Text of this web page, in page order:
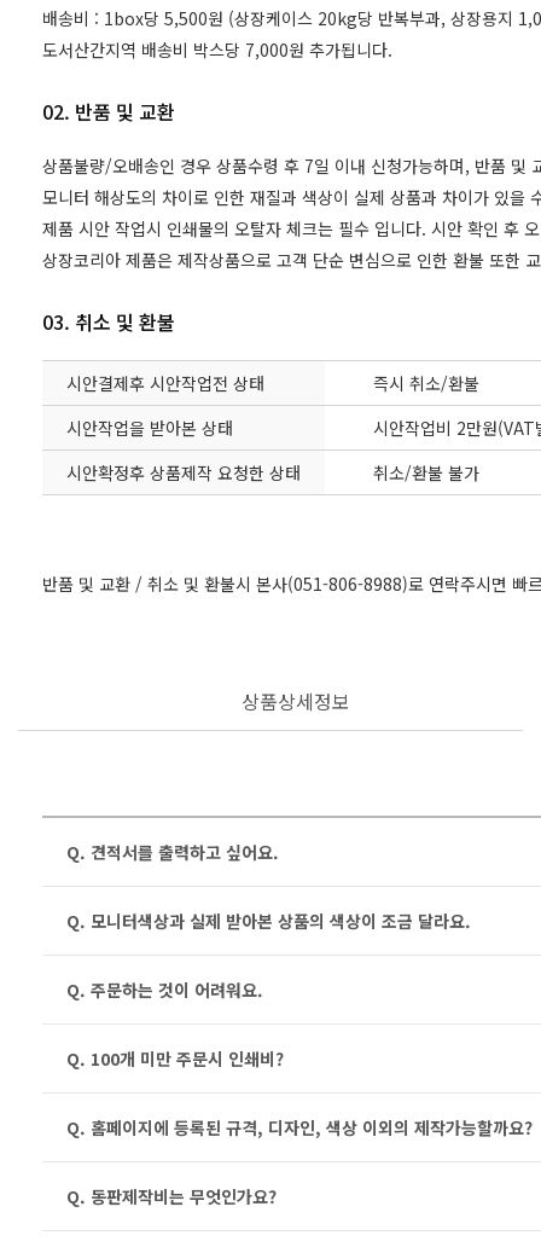
배송비 : 1box당 5,500원 (상장케이스 20kg당 반복부과, 상장용지
도서산간지역 배송비 박스당 7,000원 추가됩니다.
02. 반품 및 교환
상품불량/오배송인 경우 상품수령 후 7일 이내 신청가능하며, 반품 및
모니터 해상도의 차이로 인한 재질과 색상이 실제 상품과 차이가 있
제품 시안 작업시 인쇄물의 오탈자 체크는 필수 입니다. 시안 확인 후
상장코리아 제품은 제작상품으로 고객 단순 변심으로 인한 환불 또한
03. 취소 및 환불
시안결제후 시안작업전 상태
즉시 취소/환불
시안작업을 받아본 상태
시안작업비 2만원
시안확정후 상품제작 요청한 상태
취소/환불 불가
반품 및 교환 / 취소 및 환불시 본사(051-806-8988)로 연락주시면 빠
상품상세정보
Q. 견적서를 출력하고 싶어요.
Q. 모니터색상과 실제 받아본 상품의 색상이 조금 달라요.
Q. 주문하는 것이 어려워요.
Q. 100개 미만 주문시 인쇄비?
Q. 홈페이지에 등록된 규격, 디자인, 색상 이외의 제작가능할까요?
Q. 동판제작비는 무엇인가요?